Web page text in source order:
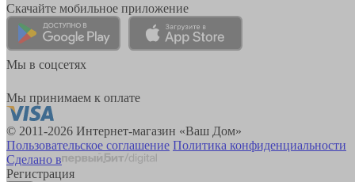
Скачайте мобильное приложение
Мы в соцсетях
Мы принимаем к оплате
© 2011-2026 Интернет-магазин «Ваш Дом»
Пользовательское соглашение Политика конфиденциальности
Сделано в
Регистрация